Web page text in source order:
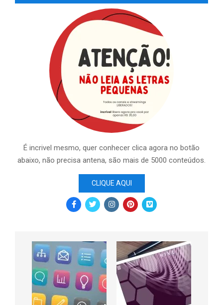
É incrivel mesmo, quer conhecer clica agora no botão
abaixo, não precisa antena, são mais de 5000 conteúdos.
CLIQUE AQUI